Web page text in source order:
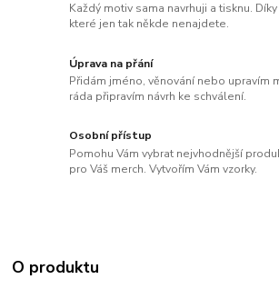
Každý motiv sama navrhuji a tisknu.
které jen tak někde nenajdete.
Úprava na přání
Přidám jméno, věnování nebo upravím
ráda připravím návrh ke schválení.
Osobní přístup
Pomohu Vám vybrat nejvhodnější
pro Váš merch. Vytvořím Vám vzorky.
O produktu